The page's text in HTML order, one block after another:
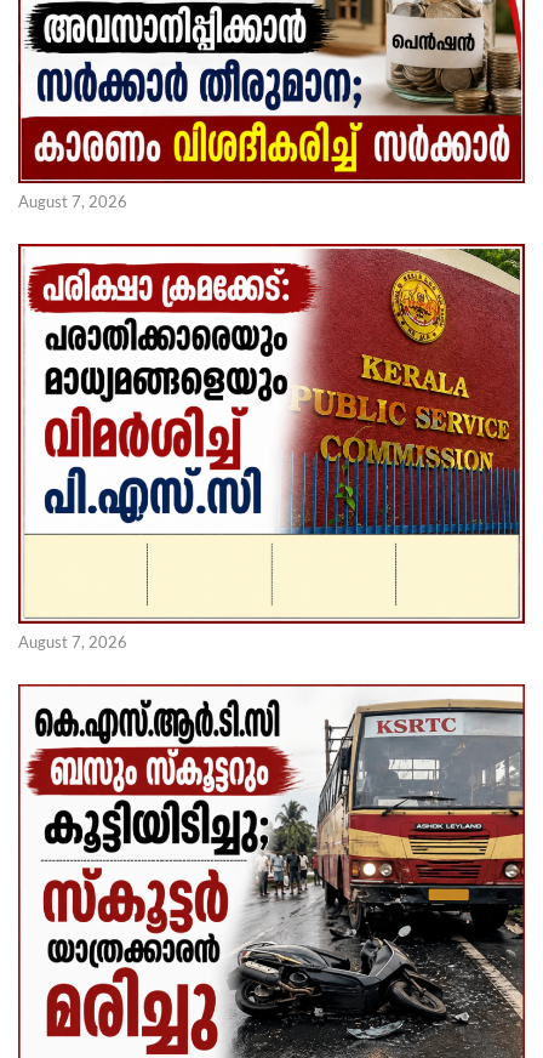
August 7, 2026
August 7, 2026